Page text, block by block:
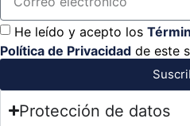
He leído y acepto los
Política de Privacidad de este
Protección de datos